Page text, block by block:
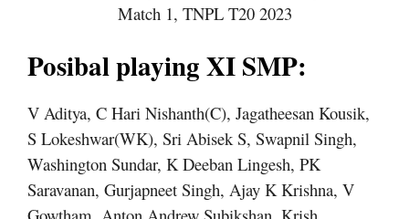
Match 1, TNPL T20 2023
Posibal playing XI SMP:
V Aditya, C Hari Nishanth(C), Jagatheesan Kousik,
S Lokeshwar(WK), Sri Abisek S, Swapnil Singh,
Washington Sundar, K Deeban Lingesh, PK
Saravanan, Gurjapneet Singh, Ajay K Krishna, V
Gowtham, Anton Andrew Subikshan, Krish